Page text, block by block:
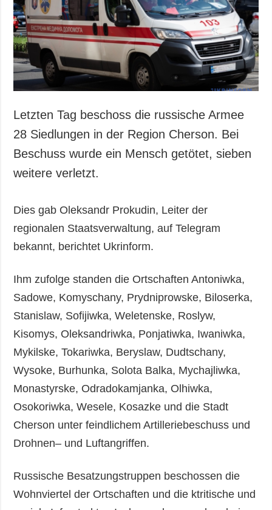
Letzten Tag beschoss die russische Armee
28 Siedlungen in der Region Cherson. Bei
Beschuss wurde ein Mensch getötet, sieben
weitere verletzt.
Dies gab Oleksandr Prokudin, Leiter der
regionalen Staatsverwaltung, auf Telegram
bekannt, berichtet Ukrinform.
Ihm zufolge standen die Ortschaften Antoniwka,
Sadowe, Komyschany, Prydniprowske, Biloserka,
Stanislaw, Sofijiwka, Weletenske, Roslyw,
Kisomys, Oleksandriwka, Ponjatiwka, Iwaniwka,
Mykilske, Tokariwka, Beryslaw, Dudtschany,
Wysoke, Burhunka, Solota Balka, Mychajliwka,
Monastyrske, Odradokamjanka, Olhiwka,
Osokoriwka, Wesele, Kosazke und die Stadt
Cherson unter feindlichem Artilleriebeschuss und
Drohnen– und Luftangriffen.
Russische Besatzungstruppen beschossen die
Wohnviertel der Ortschaften und die ktritische und